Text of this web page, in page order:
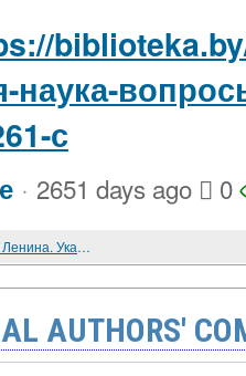
наука-
с
· 2651 days ago 0
Неразысканные документы В. И. Ленина. Указатель. Ч. I. 1879 - февраль 1917 г. М. ИМЛ при ЦК КПСС. ЦПА. 1987. 421 с.
AUTHORS'